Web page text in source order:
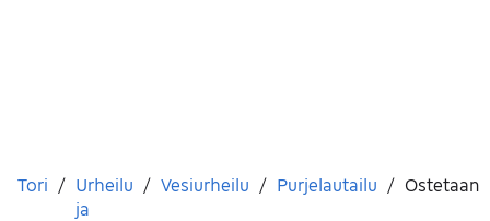
Olet tässä
Tori / Urheilu
ja
/ Vesiurheilu / Purjelautailu / Ostetaan